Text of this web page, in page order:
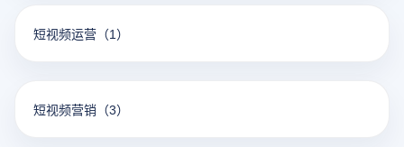
短视频运营 （1）
短视频营销 （3）